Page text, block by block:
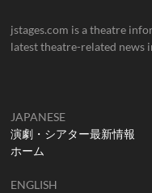
jstages.com is a theatre
latest theatre-related news
JAPANESE
演劇・シアター最新情報
ホーム
ENGLISH